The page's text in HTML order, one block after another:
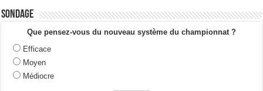
Sondage
Que pensez-vous du nouveau système du championnat ?
Efficace
Moyen
Médiocre